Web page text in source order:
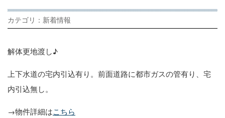
カテゴリ：新着情報
解体更地渡し♪
上下水道の宅内引込有り。前面道路に都市ガスの管有り、宅
内引込無し。
→物件詳細はこちら